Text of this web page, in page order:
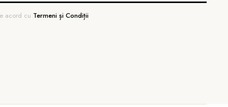
acord cu Termeni și Condiții